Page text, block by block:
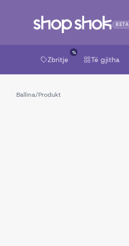
BETA
Zbritje
%
Të gjitha
Ballina/Produkt